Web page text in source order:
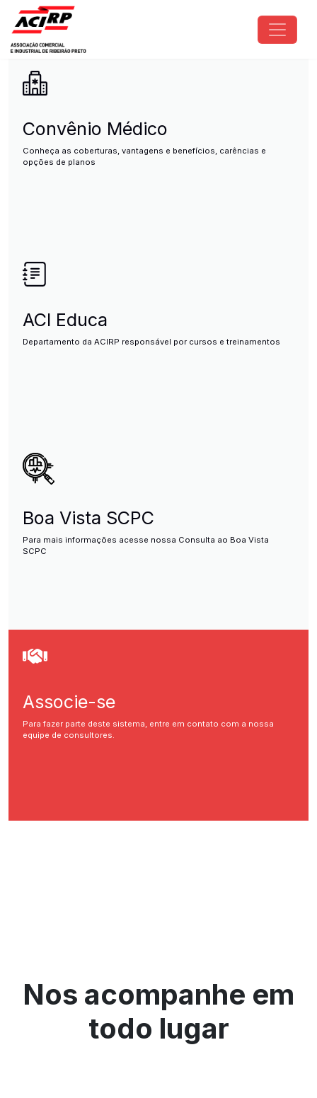
Pular para o conteúdo principal
ACIRP - Associação Comercial
Convênio Médico
Conheça as coberturas, vantagens e benefícios, carências e
opções de planos
ACI Educa
Departamento da ACIRP responsável por cursos e treinamentos
Boa Vista SCPC
Para mais informações acesse nossa Consulta ao Boa Vista
SCPC
Associe-se
Para fazer parte deste sistema, entre em contato com a nossa
equipe de consultores.
Nos acompanhe em
todo lugar